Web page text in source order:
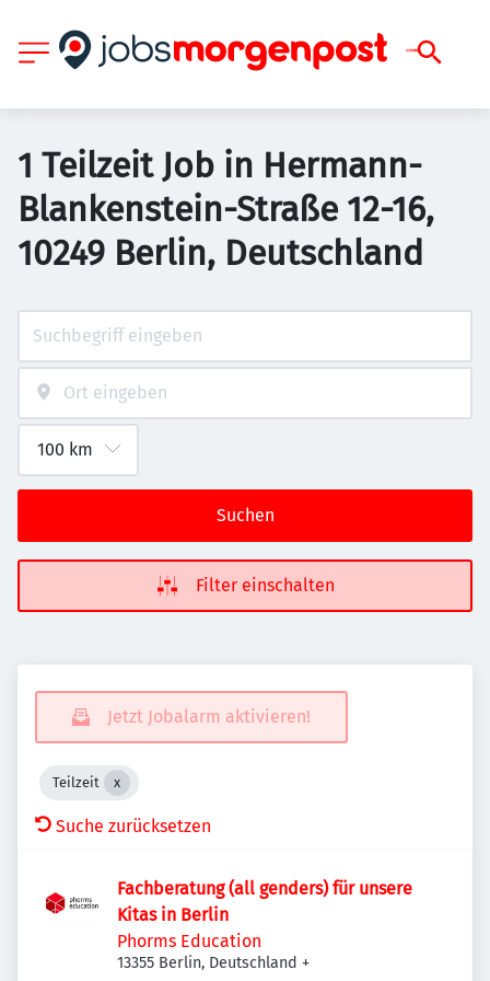
1 Teilzeit Job in Hermann-
Blankenstein-Straße 12-16,
10249 Berlin, Deutschland
Suchen
Filter einschalten
Jetzt Jobalarm aktivieren!
Teilzeit
Suche zurücksetzen
Fachberatung (all genders) für unsere
Kitas in Berlin
Phorms Education
13355 Berlin, Deutschland +